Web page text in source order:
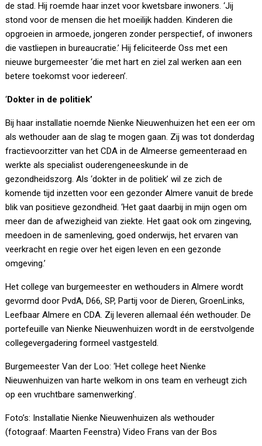
de stad. Hij roemde haar inzet voor kwetsbare inwoners. ‘Jij
stond voor de mensen die het moeilijk hadden. Kinderen die
opgroeien in armoede, jongeren zonder perspectief, of inwoners
die vastliepen in bureaucratie.’ Hij feliciteerde Oss met een
nieuwe burgemeester ‘die met hart en ziel zal werken aan een
betere toekomst voor iedereen’.
‘Dokter in de politiek’
Bij haar installatie noemde Nienke Nieuwenhuizen het een eer om
als wethouder aan de slag te mogen gaan. Zij was tot donderdag
fractievoorzitter van het CDA in de Almeerse gemeenteraad en
werkte als specialist ouderengeneeskunde in de
gezondheidszorg. Als ‘dokter in de politiek’ wil ze zich de
komende tijd inzetten voor een gezonder Almere vanuit de brede
blik van positieve gezondheid. ‘Het gaat daarbij in mijn ogen om
meer dan de afwezigheid van ziekte. Het gaat ook om zingeving,
meedoen in de samenleving, goed onderwijs, het ervaren van
veerkracht en regie over het eigen leven en een gezonde
omgeving.’
Het college van burgemeester en wethouders in Almere wordt
gevormd door PvdA, D66, SP, Partij voor de Dieren, GroenLinks,
Leefbaar Almere en CDA. Zij leveren allemaal één wethouder. De
portefeuille van Nienke Nieuwenhuizen wordt in de eerstvolgende
collegevergadering formeel vastgesteld.
Burgemeester Van der Loo: ‘Het college heet Nienke
Nieuwenhuizen van harte welkom in ons team en verheugt zich
op een vruchtbare samenwerking’.
Foto’s: Installatie Nienke Nieuwenhuizen als wethouder
(fotograaf: Maarten Feenstra) Video Frans van der Bos